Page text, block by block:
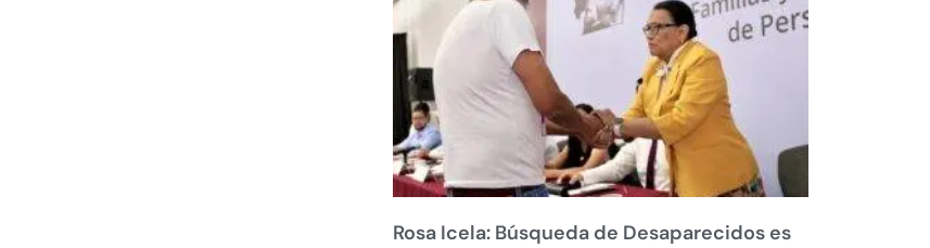
Rosa Icela: Búsqueda de Desaparecidos es